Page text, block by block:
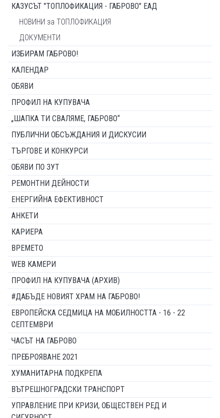
КАЗУСЪТ "ТОПЛОФИКАЦИЯ - ГАБРОВО" ЕАД
НОВИНИ за ТОПЛОФИКАЦИЯ
ДОКУМЕНТИ
ИЗБИРАМ ГАБРОВО!
КАЛЕНДАР
ОБЯВИ
ПРОФИЛ НА КУПУВАЧА
„ШАПКА ТИ СВАЛЯМЕ, ГАБРОВО“
ПУБЛИЧНИ ОБСЪЖДАНИЯ И ДИСКУСИИ
ТЪРГОВЕ И КОНКУРСИ
ОБЯВИ ПО ЗУТ
РЕМОНТНИ ДЕЙНОСТИ
ЕНЕРГИЙНА ЕФЕКТИВНОСТ
АНКЕТИ
КАРИЕРА
ВРЕМЕТО
WEB КАМЕРИ
ПРОФИЛ НА КУПУВАЧА (АРХИВ)
#ДАБЪДЕ НОВИЯТ ХРАМ НА ГАБРОВО!
ЕВРОПЕЙСКА СЕДМИЦА НА МОБИЛНОСТТА - 16 - 22
СЕПТЕМВРИ
ЧАСЪТ НА ГАБРОВО
ПРЕБРОЯВАНЕ 2021
ХУМАНИТАРНА ПОДКРЕПА
ВЪТРЕШНОГРАДСКИ ТРАНСПОРТ
УПРАВЛЕНИЕ ПРИ КРИЗИ, ОБЩЕСТВЕН РЕД И